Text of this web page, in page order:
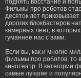
поднять восстание и
Фильмы про роботов
десяток лет
дорогих блокбастеров
камерных лент, в
гуманнее нас с вами.
Если вы, как и многие
фильмы про роботов, то
кинотеатр. В категории
самые лучшие и